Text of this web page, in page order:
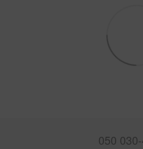
050